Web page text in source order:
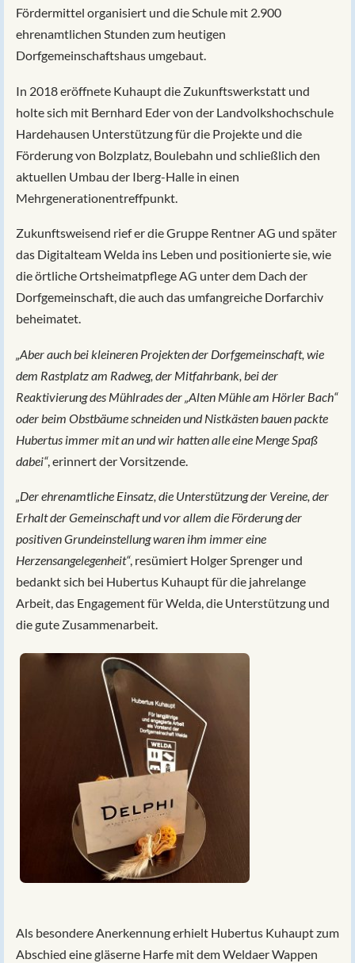
Fördermittel organisiert und die Schule mit 2.900
ehrenamtlichen Stunden zum heutigen
Dorfgemeinschaftshaus umgebaut.
In 2018 eröffnete Kuhaupt die Zukunftswerkstatt und
holte sich mit Bernhard Eder von der Landvolkshochschule
Hardehausen Unterstützung für die Projekte und die
Förderung von Bolzplatz, Boulebahn und schließlich den
aktuellen Umbau der Iberg-Halle in einen
Mehrgenerationentreffpunkt.
Zukunftsweisend rief er die Gruppe Rentner AG und später
das Digitalteam Welda ins Leben und positionierte sie, wie
die örtliche Ortsheimatpflege AG unter dem Dach der
Dorfgemeinschaft, die auch das umfangreiche Dorfarchiv
beheimatet.
„Aber auch bei kleineren Projekten der Dorfgemeinschaft, wie
dem Rastplatz am Radweg, der Mitfahrbank, bei der
Reaktivierung des Mühlrades der „Alten Mühle am Hörler Bach“
oder beim Obstbäume schneiden und Nistkästen bauen packte
Hubertus immer mit an und wir hatten alle eine Menge Spaß
dabei“, erinnert der Vorsitzende.
„Der ehrenamtliche Einsatz, die Unterstützung der Vereine, der
Erhalt der Gemeinschaft und vor allem die Förderung der
positiven Grundeinstellung waren ihm immer eine
Herzensangelegenheit“, resümiert Holger Sprenger und
bedankt sich bei Hubertus Kuhaupt für die jahrelange
Arbeit, das Engagement für Welda, die Unterstützung und
die gute Zusammenarbeit.
Als besondere Anerkennung erhielt Hubertus Kuhaupt zum
Abschied eine gläserne Harfe mit dem Weldaer Wappen